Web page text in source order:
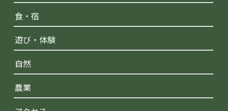
食・宿
遊び・体験
自然
農業